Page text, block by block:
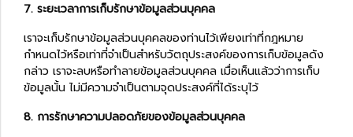
7. ระยะเวลาการเก็บรักษาข้อมูลส่วนบุคคล
เราจะเก็บรักษาข้อมูลส่วนบุคคลของท่านไว้เพียงเท่าที่กฎหมาย
กำหนดไว้หรือเท่าที่จำเป็นสำหรับวัตถุประสงค์ของการเก็บข้อมูลดัง
กล่าว เราจะลบหรือทำลายข้อมูลส่วนบุคคล เมื่อเห็นแล้วว่าการเก็บ
ข้อมูลนั้น ไม่มีความจำเป็นตามจุดประสงค์ที่ได้ระบุไว้
8. การรักษาความปลอดภัยของข้อมูลส่วนบุคคล